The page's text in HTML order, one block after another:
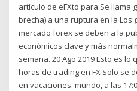
artículo de eFXto para Se llama
brecha) a una ruptura en la Los
mercado forex se deben a la
económicos clave y más
semana. 20 Ago 2019 Esto es
horas de trading en FX Solo se
en vacaciones. mundo, a las